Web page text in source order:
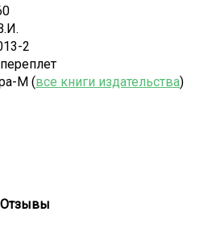
2
М (все книги издательства)
Отзывы